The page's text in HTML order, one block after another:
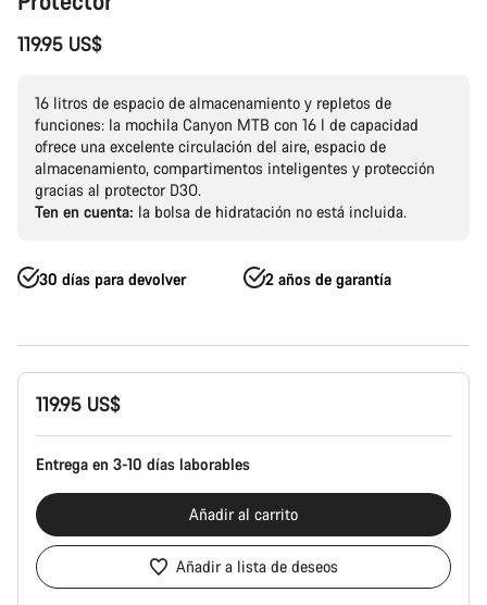
119.95 US$
16 litros de espacio de almacenamiento y repletos de
funciones: la mochila Canyon MTB con 16 l de capacidad
ofrece una excelente circulación del aire, espacio de
almacenamiento, compartimentos inteligentes y protección
gracias al protector D3O.
Ten en cuenta: la bolsa de hidratación no está incluida.
30 días para devolver 2 años de garantía
Configuración
del119.95 US$
Entrega en 3-10 días laborables
Añadir al carrito
Añadir a lista de deseos